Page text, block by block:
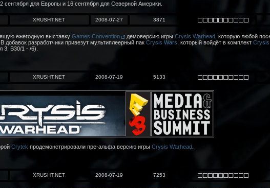
сентября для Европы и 16 сентября для Северной Америки.
XRUSHT.NET 2008-07-27 3871
ежегодную выставку Games Convention демоверсию игры Crysis Warhead, которую любой
разработчики привезут мультиплеерный пак Crysis Wars , который войдёт в комплект Crysis
3, B30/1 - /6).
XRUSHT.NET 2008-07-19 5133
Crytek продемонстрировали пре-альфа версию игры Crysis Warhead.
XRUSHT.NET 2008-07-19 7253